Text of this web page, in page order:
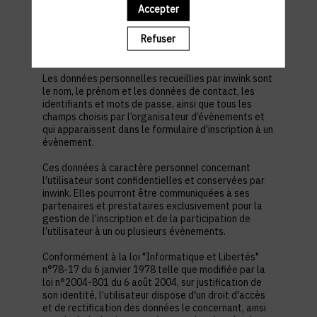
s’inscrire à un évènement, d’accéder au site d’un
évènement, et de consulter les informations
relatives à l’organisation pratique et logistique d’un
Les données personnelles recueillies par inwink sont
le nom, le prénom et les données de contact, les
identifiants et mots de passe, ainsi que tous les
champs choisis par l’organisateur d’évènements et
qui apparaissent dans le formulaire d’inscription à un
évènement.
Ces données à caractère personnel concernant
l’utilisateur sont confidentielles et conservées par
inwink. Elles pourront être communiquées à ses
partenaires et prestataires exclusivement pour la
gestion de l’inscription et de la participation de
l’utilisateur à un ou plusieurs évènements.
Conformément à la loi "Informatique et Libertés"
n°78-17 du 6 janvier 1978 telle que modifiée par la
loi n°2004-801 du 6 août 2004, sur justification de
son identité, l’utilisateur dispose d'un droit d'accès
et de rectification des données le concernant, ainsi
Accepter
Refuser